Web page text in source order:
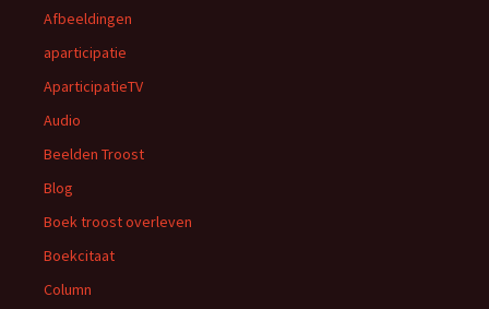
Afbeeldingen
aparticipatie
AparticipatieTV
Audio
Beelden Troost
Blog
Boek troost overleven
Boekcitaat
Column